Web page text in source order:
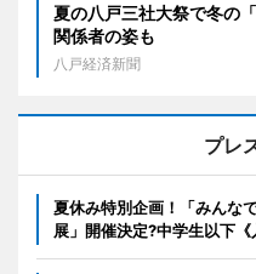
夏の八戸三社大祭で冬の
関係者の姿も
八戸経済新聞
プレ
夏休み特別企画！「みんな
展」開催決定?中学生以下